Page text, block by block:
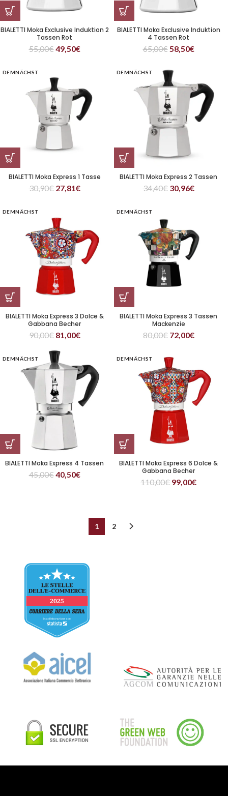
BIALETTI Moka Exclusive Induktion 2
Tassen Rot
55,00€49,50€
BIALETTI Moka Exclusive Induktion
4 Tassen Rot
65,00€58,50€
DEMNÄCHST
BIALETTI Moka Express 1 Tasse
30,90€ 27,81€
DEMNÄCHST
BIALETTI Moka Express 2 Tassen
34,40€ 30,96€
DEMNÄCHST
BIALETTI Moka Express 3 Dolce &
Gabbana Becher
90,00€ 81,00€
DEMNÄCHST
BIALETTI Moka Express 3 Tassen
Mackenzie
80,00€ 72,00€
DEMNÄCHST
BIALETTI Moka Express 4 Tassen
45,00€40,50€
DEMNÄCHST
BIALETTI Moka Express 6 Dolce &
Gabbana Becher
110,00€ 99,00€
1 2